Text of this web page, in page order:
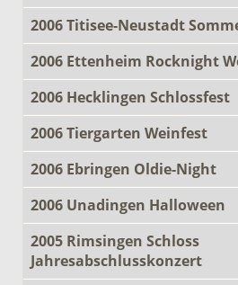
2006 Titisee-Neustadt
2006 Ettenheim Rocknight
2006 Hecklingen Schlossfest
2006 Tiergarten Weinfest
2006 Ebringen Oldie-Night
2006 Unadingen Halloween
2005 Rimsingen Schloss
Jahresabschlusskonzert